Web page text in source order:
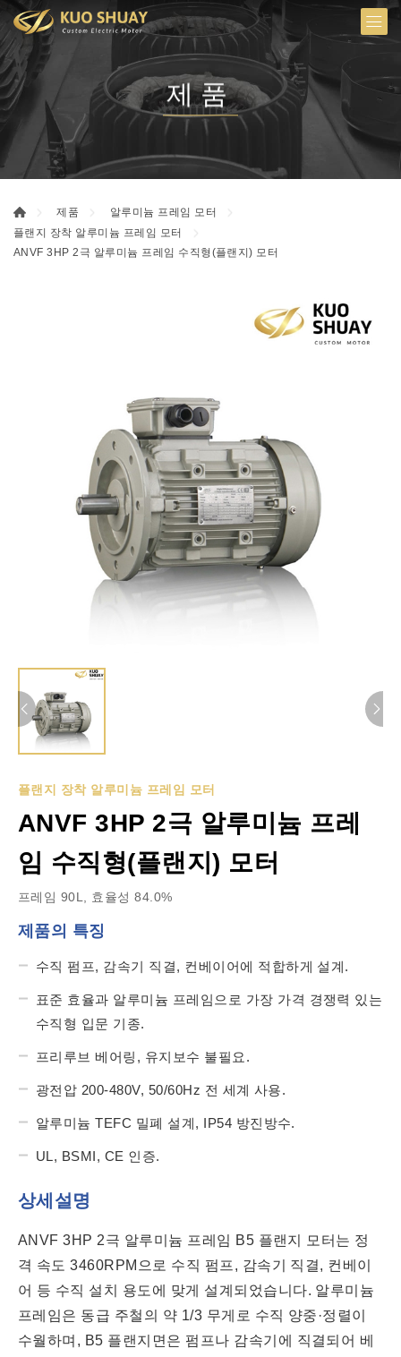
제품
제품
알루미늄 프레임 모터
플랜지 장착 알루미늄 프레임 모터
ANVF 3HP 2극 알루미늄 프레임 수직형(플랜지) 모터
플랜지 장착 알루미늄 프레임 모터
ANVF 3HP 2극 알루미늄 프레
임 수직형(플랜지) 모터
프레임 90L, 효율성 84.0%
제품의 특징
수직 펌프, 감속기 직결, 컨베이어에 적합하게 설계.
표준 효율과 알루미늄 프레임으로 가장 가격 경쟁력 있는
수직형 입문 기종.
프리루브 베어링, 유지보수 불필요.
광전압 200-480V, 50/60Hz 전 세계 사용.
알루미늄 TEFC 밀폐 설계, IP54 방진방수.
UL, BSMI, CE 인증.
상세설명
ANVF 3HP 2극 알루미늄 프레임 B5 플랜지 모터는 정
격 속도 3460RPM으로 수직 펌프, 감속기 직결, 컨베이
어 등 수직 설치 용도에 맞게 설계되었습니다. 알루미늄
프레임은 동급 주철의 약 1/3 무게로 수직 양중·정렬이
수월하며, B5 플랜지면은 펌프나 감속기에 직결되어 베